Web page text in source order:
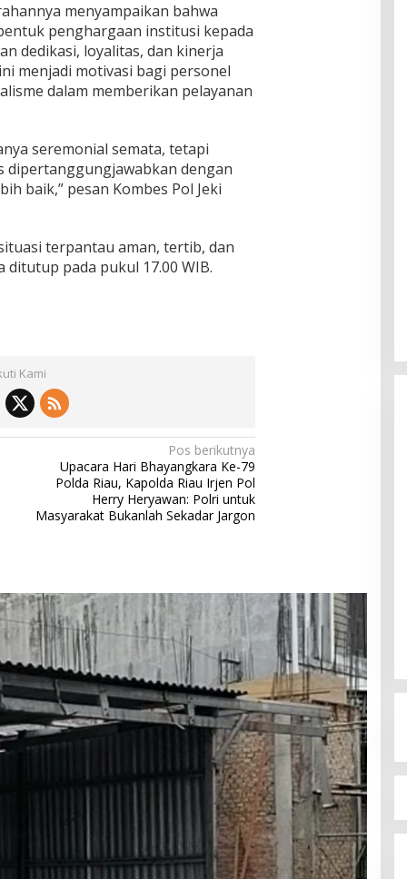
menyampaikan bahwa
penghargaan institusi kepada
dedikasi, loyalitas, dan kinerja
menjadi motivasi bagi personel
dalam memberikan pelayanan
seremonial semata, tetapi
dipertanggungjawabkan dengan
baik,” pesan Kombes Pol Jeki
terpantau aman, tertib, dan
ditutup pada pukul 17.00 WIB.
Kami
Pos berikutnya
Upacara Hari Bhayangkara Ke-79
Polda Riau, Kapolda Riau Irjen Pol
Herry Heryawan: Polri untuk
Masyarakat Bukanlah Sekadar Jargon